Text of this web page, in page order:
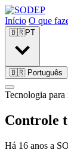
Início O que
🇧🇷PT
🇧🇷Português
Tecnologia para
Controle
Há 16 anos a